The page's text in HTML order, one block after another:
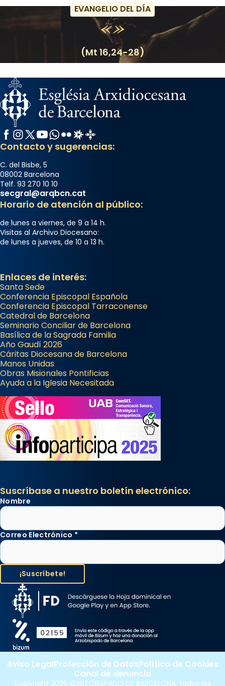
EVANGELIO DEL DÍA
(Mt 16,24-28)
Facebook
Instagram
X / Twitter
YouTube
WhatsApp
FlickrRadio Estel
Catalunya Cristiana
Contacto y sugerencias:
C. del Bisbe, 5
08002 Barcelona
Telf. 93 270 10 10
secgral@arqbcn.cat
Horario de atención al público:
de lunes a viernes, de 9 a 14 h.
Visitas al Archivo Diocesano:
de lunes a jueves, de 10 a 13 h.
Enlaces de interés:
Santa Sede
Conferencia Episcopal Española
Conferencia Episcopal Tarraconense
Catedral de Barcelona
Seminario Conciliar de Barcelona
Basílica de la Sagrada Familia
Año Gaudí 2026
Cáritas Diocesana de Barcelona
Manos Unidas
Obras Misionales Pontificias
Ayuda a la Iglesia Necesitada
Suscríbase a nuestro boletín electrónico:
Nombre
Correo Electrónico *
Copyright 2026 ©ARZOBISPADO DE BARCELONA, todos los
Aviso LegalProtección de DatosPolítica de Cookies
Canal de denuncia